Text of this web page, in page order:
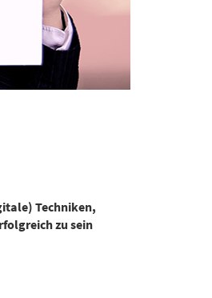
Techniken,
zu sein